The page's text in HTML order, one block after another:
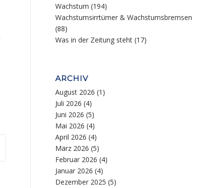
Wachstum (194)
Wachstumsirrtümer & Wachstumsbremsen
(88)
Was in der Zeitung steht (17)
ARCHIV
August 2026 (1)
Juli 2026 (4)
Juni 2026 (5)
Mai 2026 (4)
April 2026 (4)
März 2026 (5)
Februar 2026 (4)
Januar 2026 (4)
Dezember 2025 (5)